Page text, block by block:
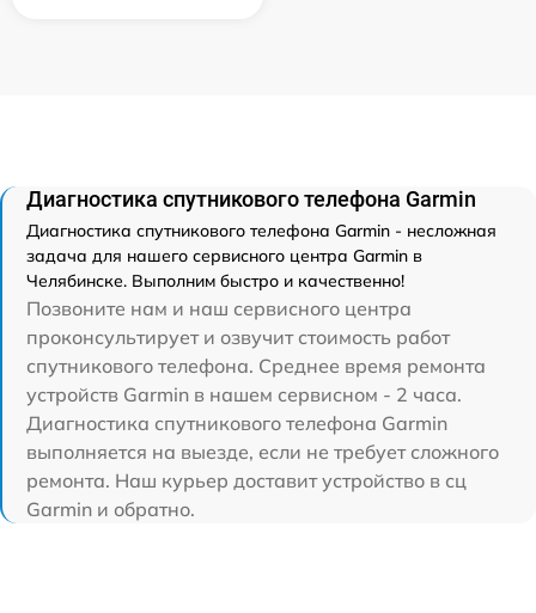
Диагностика спутникового телефона Garmin
Диагностика спутникового телефона Garmin - несложная
задача для нашего сервисного центра Garmin в
Челябинске. Выполним быстро и качественно!
Позвоните нам и наш сервисного центра
проконсультирует и озвучит стоимость работ
спутникового телефона. Среднее время ремонта
устройств Garmin в нашем сервисном - 2 часа.
Диагностика спутникового телефона Garmin
выполняется на выезде, если не требует сложного
ремонта. Наш курьер доставит устройство в сц
Garmin и обратно.